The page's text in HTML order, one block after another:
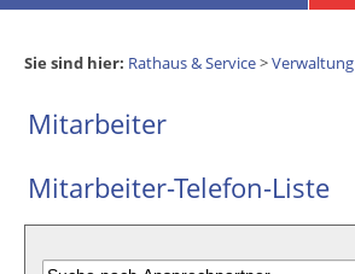
Sie sind hier: Rathaus & Service>Verwaltung
Mitarbeiter
Mitarbeiter-Telefon-Liste